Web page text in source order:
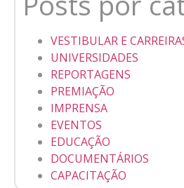
VESTIBULAR E
UNIVERSIDADES
REPORTAGENS
PREMIAÇÃO
IMPRENSA
EVENTOS
EDUCAÇÃO
DOCUMENTÁRIOS
CAPACITAÇÃO